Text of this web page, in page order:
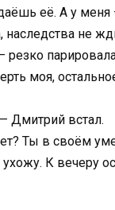
её. А у меня
не
резко
моя,
Дмитрий встал.
Ты в своём
К вечеру